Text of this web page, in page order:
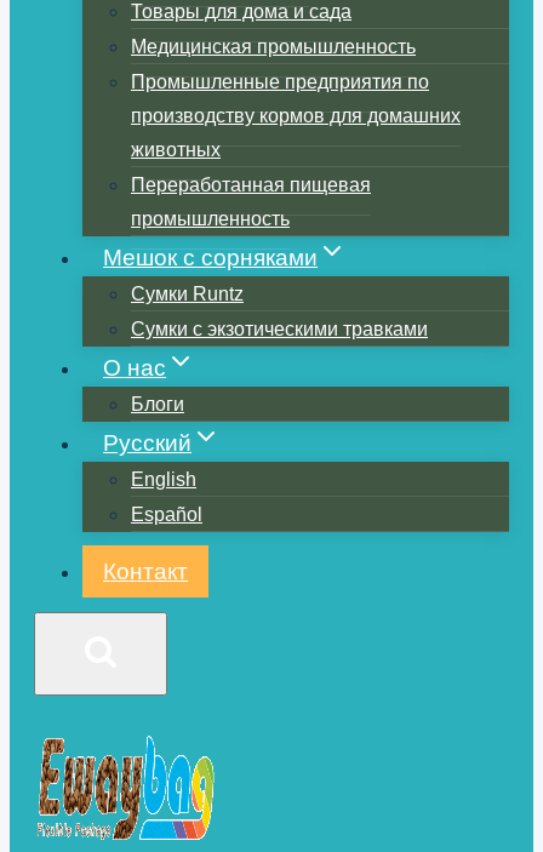
Товары для дома и сада
Медицинская промышленность
Промышленные предприятия по
производству кормов для домашних
животных
Переработанная пищевая
промышленность
Мешок с сорняками
Сумки Runtz
Сумки с экзотическими травками
О нас
Блоги
Русский
English
Español
Контакт